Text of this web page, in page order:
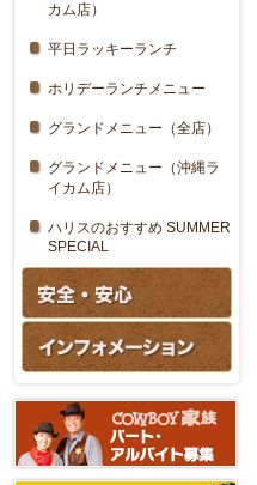
カム店）
平日ラッキーランチ
ホリデーランチメニュー
グランドメニュー（全店）
グランドメニュー（沖縄ラ
イカム店）
ハリスのおすすめ SUMMER
SPECIAL